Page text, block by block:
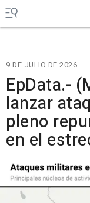
9 DE JULIO DE 2026
EpData.-
lanzar
pleno
en el